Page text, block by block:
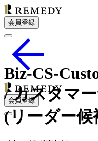
会員登録
会員登録
Biz-CS-
/ カスタマ
(リーダー候